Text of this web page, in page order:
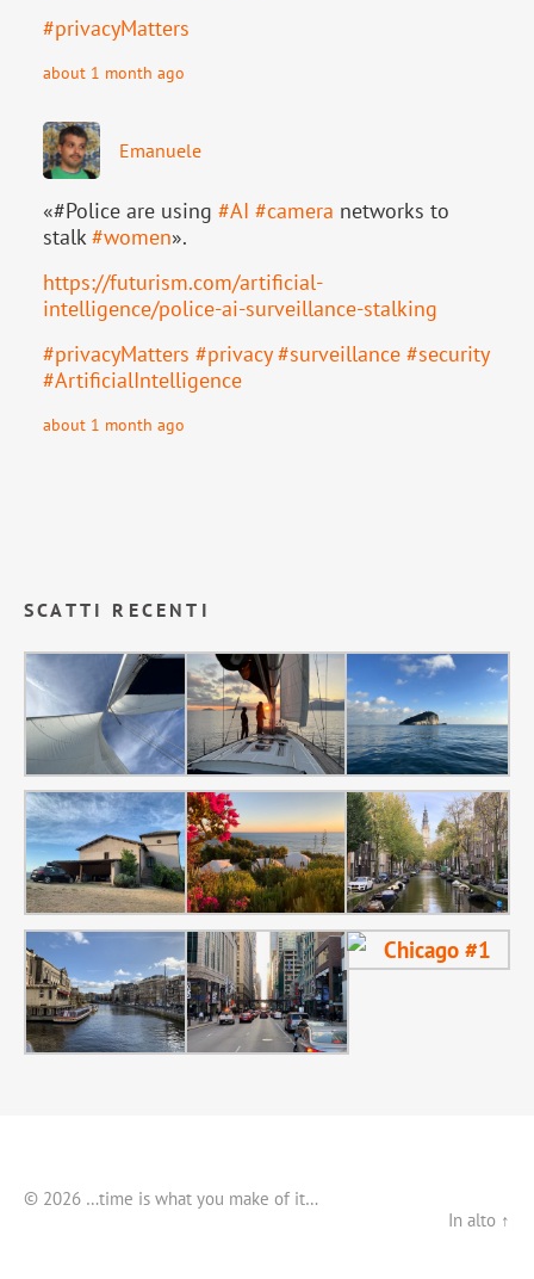
#privacyMatters
about 1 month ago
Emanuele
«#Police are using #AI #camera networks to
stalk#women».
https://futurism.com/artificial-
intelligence/police-ai-surveillance-stalking
#privacyMatters #privacy #surveillance #security
#ArtificialIntelligence
about 1 month ago
SCATTI RECENTI
© 2026 …time is what you make of it…
In alto ↑